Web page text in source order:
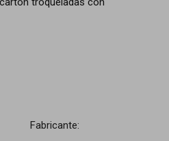
Fabricante: